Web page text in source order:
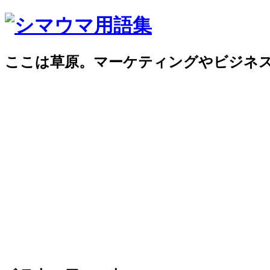
ここは草原。マーケティングやビジネ